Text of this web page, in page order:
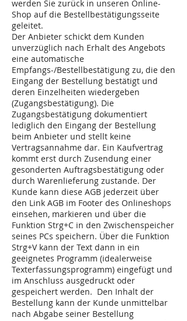
werden Sie zurück in unseren Online-
Shop auf die Bestellbestätigungsseite
geleitet.
Der Anbieter schickt dem Kunden
unverzüglich nach Erhalt des Angebots
eine automatische
Empfangs-/Bestellbestätigung zu, die den
Eingang der Bestellung bestätigt und
deren Einzelheiten wiedergeben
(Zugangsbestätigung). Die
Zugangsbestätigung dokumentiert
lediglich den Eingang der Bestellung
beim Anbieter und stellt keine
Vertragsannahme dar. Ein Kaufvertrag
kommt erst durch Zusendung einer
gesonderten Auftragsbestätigung oder
durch Warenlieferung zustande. Der
Kunde kann diese AGB jederzeit über
den Link AGB im Footer des Onlineshops
einsehen, markieren und über die
Funktion Strg+C in den Zwischenspeicher
seines PCs speichern. Über die Funktion
Strg+V kann der Text dann in ein
geeignetes Programm (idealerweise
Texterfassungsprogramm) eingefügt und
im Anschluss ausgedruckt oder
gespeichert werden. Den Inhalt der
Bestellung kann der Kunde unmittelbar
nach Abgabe seiner Bestellung